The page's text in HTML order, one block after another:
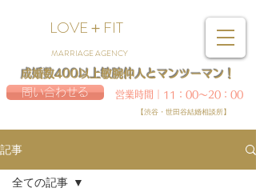
LOVE＋FIT
MARRIAGE AGENCY
問い合わせる
【渋谷・世田谷結婚相談所】
成婚数400以上敏腕仲人とマンツーマン！
営業時間｜11：00～20：00
記事
全ての記事